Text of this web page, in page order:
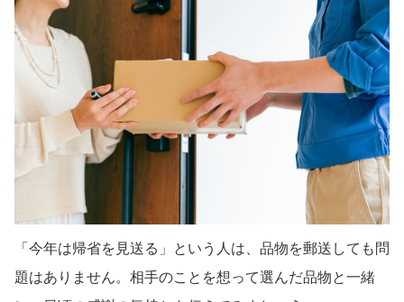
「今年は帰省を見送る」という人は、品物を郵送しても問
題はありません。相手のことを想って選んだ品物と一緒